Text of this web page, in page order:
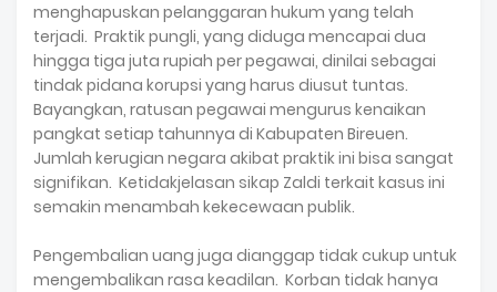
menghapuskan pelanggaran hukum yang telah
terjadi. Praktik pungli, yang diduga mencapai dua
hingga tiga juta rupiah per pegawai, dinilai sebagai
tindak pidana korupsi yang harus diusut tuntas.
Bayangkan, ratusan pegawai mengurus kenaikan
pangkat setiap tahunnya di Kabupaten Bireuen.
Jumlah kerugian negara akibat praktik ini bisa sangat
signifikan. Ketidakjelasan sikap Zaldi terkait kasus ini
semakin menambah kekecewaan publik.
Pengembalian uang juga dianggap tidak cukup untuk
mengembalikan rasa keadilan. Korban tidak hanya